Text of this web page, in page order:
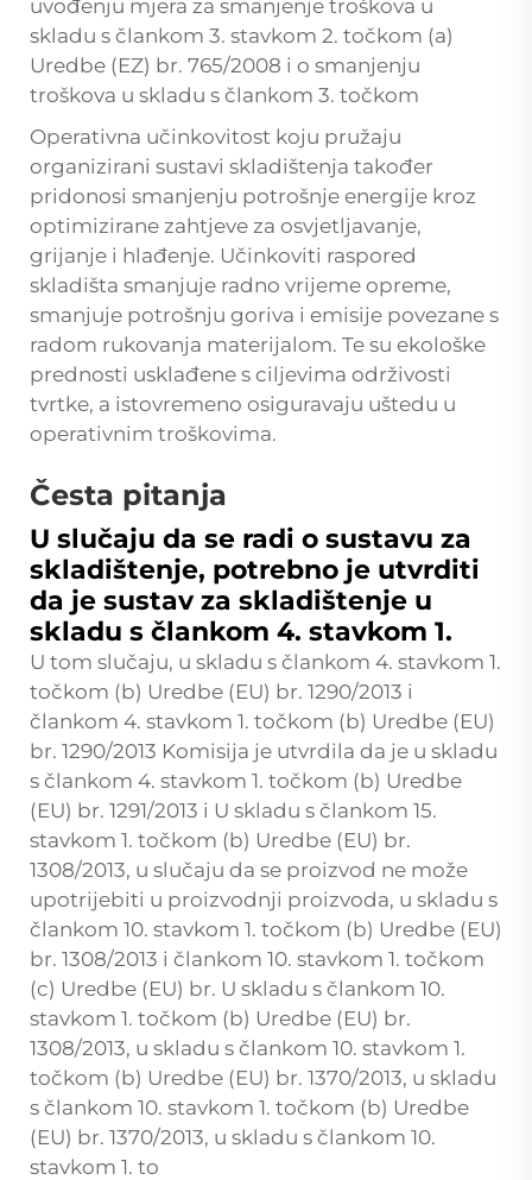
uvođenju mjera za smanjenje troškova u
skladu s člankom 3. stavkom 2. točkom (a)
Uredbe (EZ) br. 765/2008 i o smanjenju
troškova u skladu s člankom 3. točkom
Operativna učinkovitost koju pružaju
organizirani sustavi skladištenja također
pridonosi smanjenju potrošnje energije kroz
optimizirane zahtjeve za osvjetljavanje,
grijanje i hlađenje. Učinkoviti raspored
skladišta smanjuje radno vrijeme opreme,
smanjuje potrošnju goriva i emisije povezane s
radom rukovanja materijalom. Te su ekološke
prednosti usklađene s ciljevima održivosti
tvrtke, a istovremeno osiguravaju uštedu u
operativnim troškovima.
Česta pitanja
U slučaju da se radi o sustavu za
skladištenje, potrebno je utvrditi
da je sustav za skladištenje u
skladu s člankom 4. stavkom 1.
U tom slučaju, u skladu s člankom 4. stavkom 1.
točkom (b) Uredbe (EU) br. 1290/2013 i
člankom 4. stavkom 1. točkom (b) Uredbe (EU)
br. 1290/2013 Komisija je utvrdila da je u skladu
s člankom 4. stavkom 1. točkom (b) Uredbe
(EU) br. 1291/2013 i U skladu s člankom 15.
stavkom 1. točkom (b) Uredbe (EU) br.
1308/2013, u slučaju da se proizvod ne može
upotrijebiti u proizvodnji proizvoda, u skladu s
člankom 10. stavkom 1. točkom (b) Uredbe (EU)
br. 1308/2013 i člankom 10. stavkom 1. točkom
(c) Uredbe (EU) br. U skladu s člankom 10.
stavkom 1. točkom (b) Uredbe (EU) br.
1308/2013, u skladu s člankom 10. stavkom 1.
točkom (b) Uredbe (EU) br. 1370/2013, u skladu
s člankom 10. stavkom 1. točkom (b) Uredbe
(EU) br. 1370/2013, u skladu s člankom 10.
stavkom 1. to